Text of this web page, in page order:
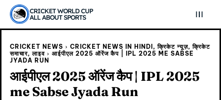
CRICKET WORLD CUP
ALL ABOUT SPORTS
CRICKET NEWS
CRICKET NEWS IN HINDI, क्रिकेट न्यूज़, क्रिकेट
समाचार, लाइव
आईपीएल 2025 ऑरेंज कैप | IPL 2025 ME SABSE
JYADA RUN
आईपीएल 2025 ऑरेंज कैप | IPL 2025
me Sabse Jyada Run